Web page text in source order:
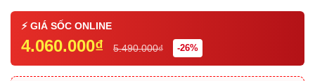
4.060.000₫ 5.490.000₫ -26%